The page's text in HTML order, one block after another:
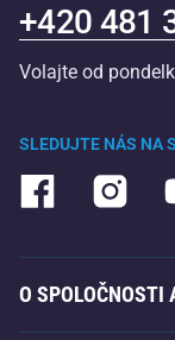
SLEDUJTE NÁS NA
+420 481
Volajte od
O SPOLOČNOSTI